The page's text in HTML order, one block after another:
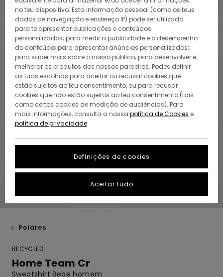
Polares
RECYCLED
Home Team Cr
Sweatshirt Bege homem
no teu dispositivo. Esta informação pessoal (como os teus
dados de navegação e endereço IP) pode ser utilizada
para te apresentar publicações e conteúdos
personalizados; para medir a publicidade e o desempenho
do conteúdo; para apresentar anúncios personalizados;
para saber mais sobre o nosso público; para desenvolver e
melhorar os produtos dos nossos parceiros. Podes definir
as tuas escolhas para aceitar ou recusar cookies que
estão sujeitos ao teu consentimento, ou para recusar
cookies que não estão sujeitos ao teu consentimento (tais
como certos cookies de medição de audiências). Para
mais informações, consulta a nossa política de Cookies e
política de privacidade
Definições de cookies
Aceitar tudo